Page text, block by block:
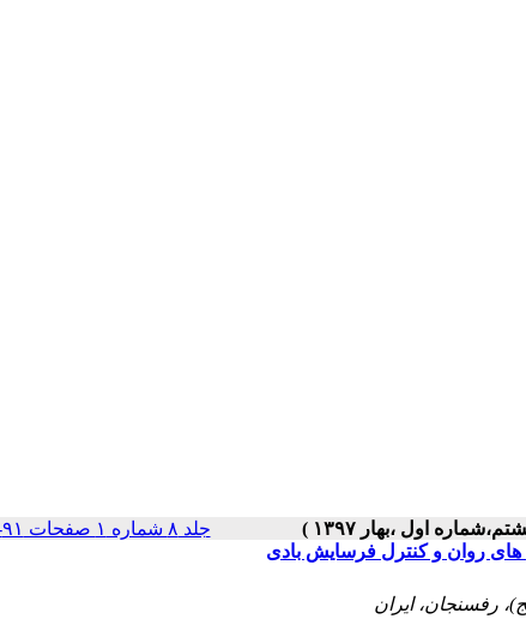
جلد ۸ شماره ۱ صفحات ۹۱-۸۱
های روان و کنترل فرسایش بادی